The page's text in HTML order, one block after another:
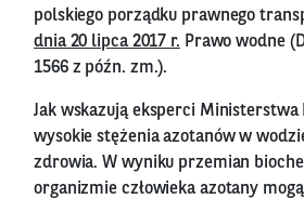
polskiego porządku prawnego
dnia 20 lipca 2017 r. Prawo wodne
1566 z późn. zm.).
Jak wskazują eksperci
wysokie stężenia azotanów w
zdrowia. W wyniku przemian
organizmie człowieka azotany